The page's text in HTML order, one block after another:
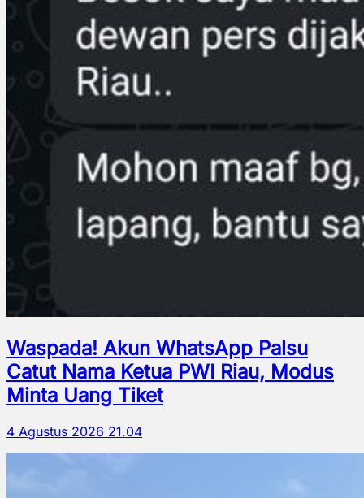
Waspada! Akun WhatsApp Palsu
Catut Nama Ketua PWI Riau, Modus
Minta Uang Tiket
4 Agustus 2026 21.04